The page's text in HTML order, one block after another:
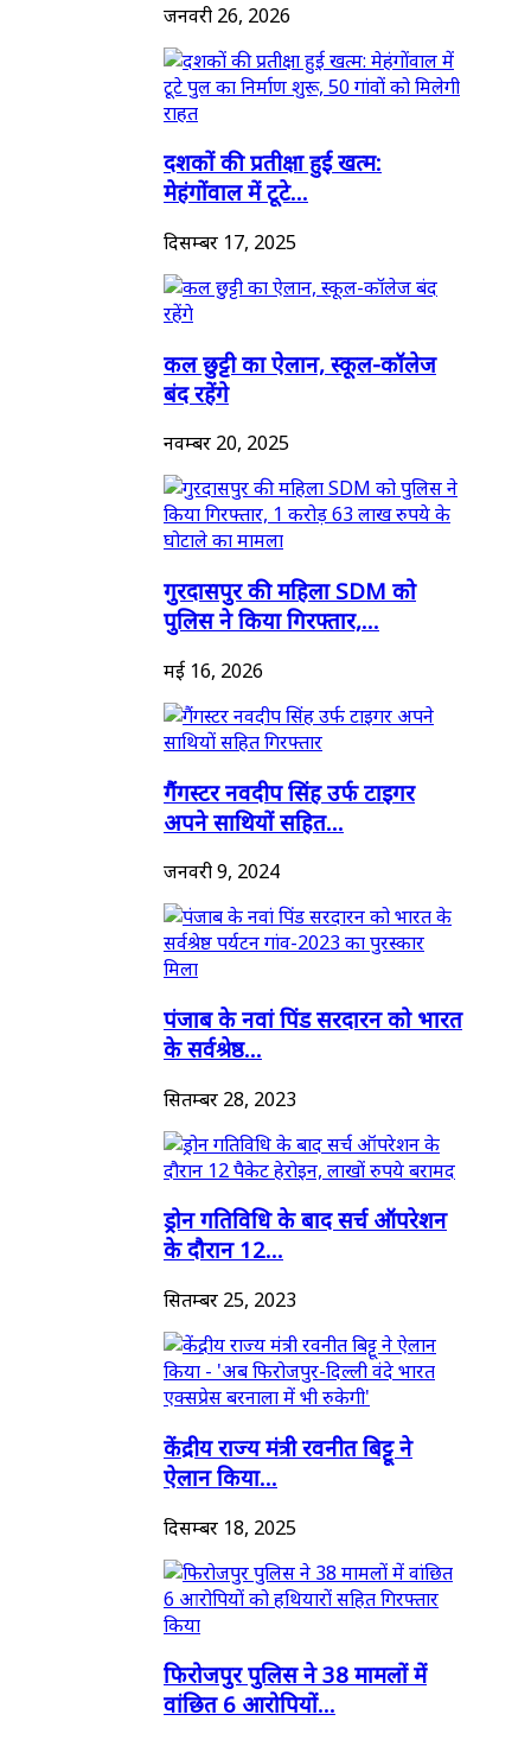
जनवरी 26, 2026
दशकों की प्रतीक्षा हुई खत्म:
मेहंगोंवाल में टूटे...
दिसम्बर 17, 2025
कल छुट्टी का ऐलान, स्कूल-कॉलेज
बंद रहेंगे
नवम्बर 20, 2025
गुरदासपुर की महिला SDM को
पुलिस ने किया गिरफ्तार,...
मई 16, 2026
गैंगस्टर नवदीप सिंह उर्फ टाइगर
अपने साथियों सहित...
जनवरी 9, 2024
पंजाब के नवां पिंड सरदारन को भारत
के सर्वश्रेष्ठ...
सितम्बर 28, 2023
ड्रोन गतिविधि के बाद सर्च ऑपरेशन
के दौरान 12...
सितम्बर 25, 2023
केंद्रीय राज्य मंत्री रवनीत बिट्टू ने
ऐलान किया...
दिसम्बर 18, 2025
फिरोजपुर पुलिस ने 38 मामलों में
वांछित 6 आरोपियों...